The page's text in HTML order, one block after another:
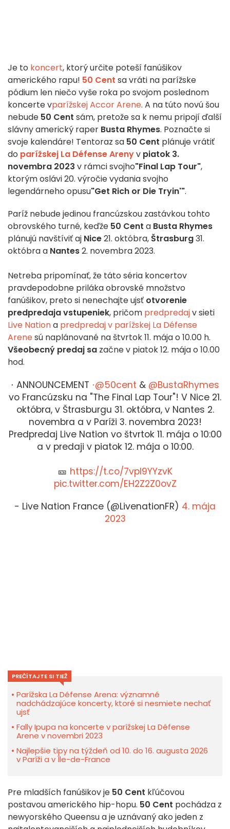
Je to koncert, ktorý určite poteší fanúšikov
amerického rapu! 50 Cent sa vráti na parížske
pódium len niečo vyše roka po svojom poslednom
koncerte vparížskej Accor Arene. A na túto novú šou
nebude 50 Cent sám, pretože sa k nemu pripojí ďalší
slávny americký raper Busta Rhymes. Poznačte si
svoje kalendáre! Tentoraz sa 50 Cent plánuje vrátiť
do parížskej La Défense Arenyv piatok 3.
novembra 2023 v rámci svojho"Final Lap Tour",
ktorým oslávi 20. výročie vydania svojho
legendárneho opusu"Get Rich or Die Tryin'".
Paríž nebude jedinou francúzskou zastávkou tohto
obrovského turné, keďže 50 Cent a Busta Rhymes
plánujú navštíviť aj Nice21. októbra, Štrasburg31.
októbra a Nantes2. novembra 2023.
Netreba pripomínať, že táto séria koncertov
pravdepodobne priláka obrovské množstvo
fanúšikov, preto si nenechajte ujsť otvorenie
predpredaja vstupeniek, pričom predpredajv sieti
Live Nationa predpredaj v parížskej La Défense
Arenesú naplánované na štvrtok 11. mája o 10.00 h.
Všeobecný predaj sa začne v piatok 12. mája o 10.00
hod.
⋅ ANNOUNCEMENT ⋅@50cent & @BustaRhymes
vo Francúzsku na "The Final Lap Tour"! V Nice 21.
októbra, v Štrasburgu 31. októbra, v Nantes 2.
novembra a v Paríži 3. novembra 2023!
Predpredaj Live Nation vo štvrtok 11. mája o 10:00
a v predaji v piatok 12. mája o 10:00.
🎫 https://t.co/7vpl9YYzvK
pic.twitter.com/EH2Z2Z0ovZ
- Live Nation France (@LivenationFR) 4. mája
2023
PREČÍTAJTE SI TIEŽ
Parížska La Défense Arena: významné
nadchádzajúce koncerty, ktoré si nesmiete nechať
ujsť
Fally Ipupa na koncerte v parížskej La Défense
Arene v novembri 2023
Najlepšie tipy na týždeň od 10. do 16. augusta 2026
v Paríži a v Île-de-France
Pre mladších fanúšikov je 50 Cent kľúčovou
postavou amerického hip-hopu. 50 Cent pochádza z
newyorského Queensu a je uznávaný ako jeden z